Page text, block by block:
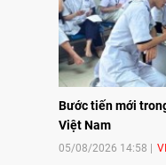
Bước tiến mới
Việt Nam
05/08/2026 14:58